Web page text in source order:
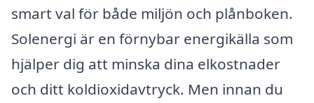
smart val för både miljön och plånboken.
Solenergi är en förnybar energikälla som
hjälper dig att minska dina elkostnader
och ditt koldioxidavtryck. Men innan du